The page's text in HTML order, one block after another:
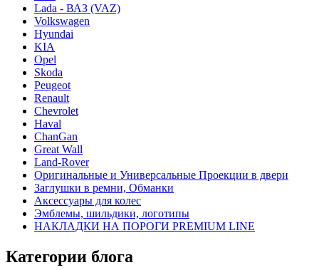
Lada - ВАЗ (VAZ)
Volkswagen
Hyundai
KIA
Opel
Skoda
Peugeot
Renault
Chevrolet
Haval
ChanGan
Great Wall
Land-Rover
Оригинальные и Универсальные Проекции в двери
Заглушки в ремни, Обманки
Аксессуары для колес
Эмблемы, шильдики, логотипы
НАКЛАДКИ НА ПОРОГИ PREMIUM LINE
Категории блога